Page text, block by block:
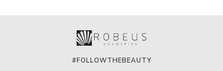
#FOLLOWTHEBEAUTY